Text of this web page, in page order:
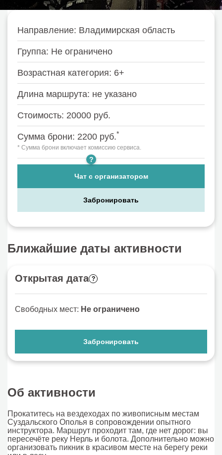
Направление: Владимирская область
Группа: Не ограничено
Возрастная категория: 6+
Длина маршрута: не указано
Стоимость: 20000 руб.
Сумма брони: 2200 руб.*
* Сумма брони включает комиссию сервиса.
Забронировать
Чат с организатором
?
Ближайшие даты активности
Открытая дата ?
Свободных мест: Не ограничено
Забронировать
Об активности
Прокатитесь на вездеходах по живописным местам
Суздальского Ополья в сопровождении опытного
инструктора. Маршрут проходит там, где нет дорог: вы
пересечёте реку Нерль и болота. Дополнительно можно
организовать пикник в красивом месте на берегу реки